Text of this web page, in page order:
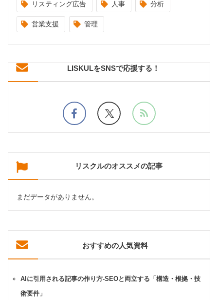
リスティング広告 人事 分析
営業支援 管理
LISKULをSNSで応援する！
リスクルのオススメの記事
まだデータがありません。
おすすめの人気資料
AIに引用される記事の作り方-SEOと両立する「構造・根拠・技
術要件」